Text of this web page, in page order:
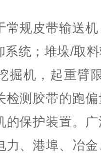
常规皮带输送
系统；堆垛/取
掘机，起重臂
检测胶带的跑
的保护装置。
力、港埠、冶